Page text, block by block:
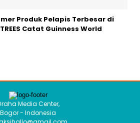
Produk Pelapis Terbesar di
Catat Guinness World
Media Center,
Bogor - Indonesia